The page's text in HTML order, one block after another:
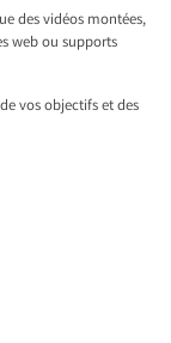
des vidéos montées,
web ou supports
vos objectifs et des